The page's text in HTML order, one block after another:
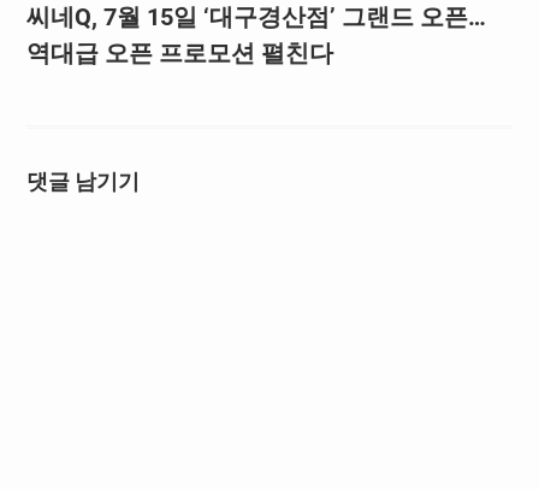
씨네Q, 7월 15일 ‘대구경산점’ 그랜드 오픈…
역대급 오픈 프로모션 펼친다
댓글 남기기